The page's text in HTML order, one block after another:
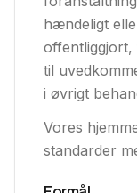
hændeligt
til
i øvrigt
Vores
standarder